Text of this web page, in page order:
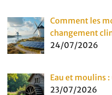
Comment les
changement
24/07/2026
Eau et moulins
23/07/2026